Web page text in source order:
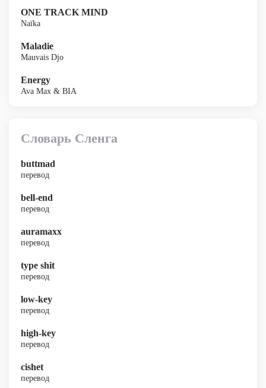
ONE TRACK MIND
Naïka
Maladie
Mauvais Djo
Energy
Ava Max & BIA
Словарь Сленга
buttmad
перевод
bell-end
перевод
auramaxx
перевод
type shit
перевод
low-key
перевод
high-key
перевод
cishet
перевод